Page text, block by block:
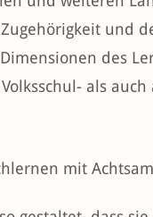
und
des
als
mit